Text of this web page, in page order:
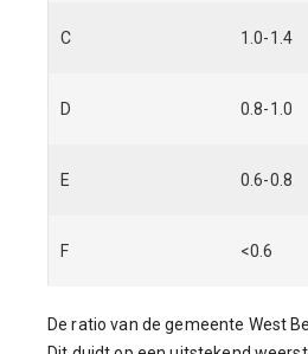
C 1.0-1.4
D 0.8-1.0
E 0.6-0.8
F <0.6
De ratio van de gemeente West